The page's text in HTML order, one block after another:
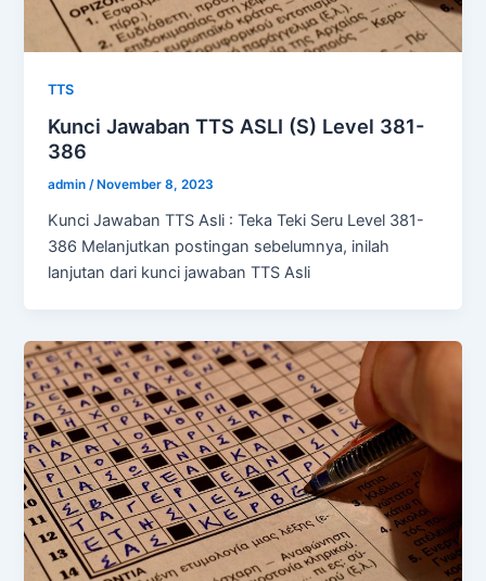
TTS
Kunci Jawaban TTS ASLI (S) Level 381-
386
admin/ November 8, 2023
Kunci Jawaban TTS Asli : Teka Teki Seru Level 381-
386 Melanjutkan postingan sebelumnya, inilah
lanjutan dari kunci jawaban TTS Asli